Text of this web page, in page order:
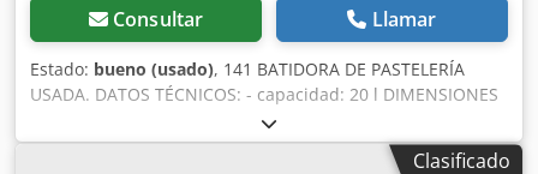
Consultar Llamar
Estado: bueno (usado), 141 BATIDORA DE PASTELERÍA
USADA. DATOS TÉCNICOS: - capacidad: 20 l DIMENSIONES
EXTERIORES (en cm): - largo: 60, - alto: 150, - ancho: 45.
EQUIPAMIENTO: - 2 varillas batidoras. El equipo está
Clasificado